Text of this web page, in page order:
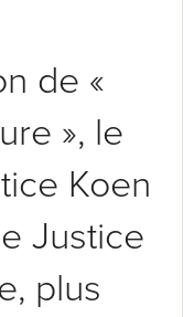
de «
», le
Koen
Justice
plus